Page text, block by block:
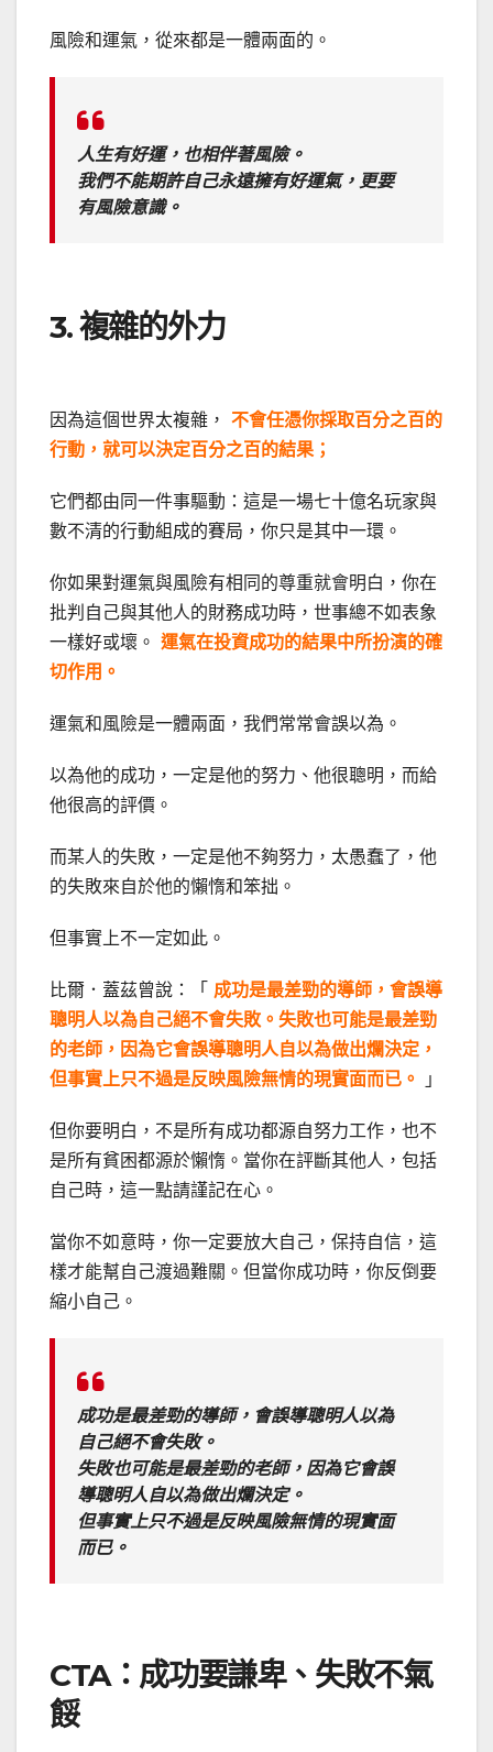
風險和運氣，從來都是一體兩面的。
人生有好運，也相伴著風險。
我們不能期許自己永遠擁有好運氣，更要
有風險意識。
3. 複雜的外力
因為這個世界太複雜，
不會任憑你採取百分之百的
行動，就可以決定百分之百的結果；
它們都由同一件事驅動：這是一場七十億名玩家與
數不清的行動組成的賽局，你只是其中一環。
你如果對運氣與風險有相同的尊重就會明白，你在
批判自己與其他人的財務成功時，世事總不如表象
一樣好或壞。 運氣在投資成功的結果中所扮演的確
切作用。
運氣和風險是一體兩面，我們常常會誤以為。
以為他的成功，一定是他的努力、他很聰明，而給
他很高的評價。
而某人的失敗，一定是他不夠努力，太愚蠢了，他
的失敗來自於他的懶惰和笨拙。
但事實上不一定如此。
比爾．蓋茲曾說：「 成功是最差勁的導師，會誤導
聰明人以為自己絕不會失敗。失敗也可能是最差勁
的老師，因為它會誤導聰明人自以為做出爛決定，
但事實上只不過是反映風險無情的現實面而已。
」
但你要明白，不是所有成功都源自努力工作，也不
是所有貧困都源於懶惰。當你在評斷其他人，包括
自己時，這一點請謹記在心。
當你不如意時，你一定要放大自己，保持自信，這
樣才能幫自己渡過難關。但當你成功時，你反倒要
縮小自己。
成功是最差勁的導師，會誤導聰明人以為
自己絕不會失敗。
失敗也可能是最差勁的老師，因為它會誤
導聰明人自以為做出爛決定。
但事實上只不過是反映風險無情的現實面
而已。
CTA：成功要謙卑、失敗不氣
餒